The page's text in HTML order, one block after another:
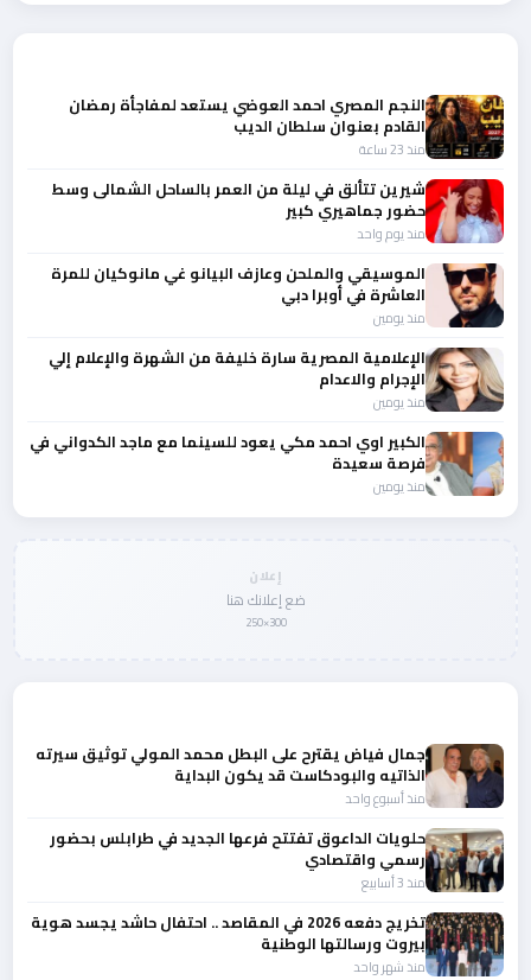
النجم المصري احمد العوضي يستعد لمفاجأة رمضان
القادم بعنوان سلطان الديب
منذ 23 ساعة
شيرين تتألق في ليلة من العمر بالساحل الشمالى وسط
حضور جماهيري كبير
منذ يوم واحد
الموسيقي والملحن وعازف البيانو غي مانوكيان للمرة
العاشرة في أوبرا دبي
منذ يومين
الإعلامية المصرية سارة خليفة من الشهرة والإعلام إلي
الإجرام والاعدام
منذ يومين
الكبير اوي احمد مكي يعود للسينما مع ماجد الكدواني في
فرصة سعيدة
منذ يومين
إعلان
ضع إعلانك هنا
300×250
جمال فياض يقترح على البطل محمد المولي توثيق سيرته
الذاتيه والبودكاست قد يكون البداية
منذ أسبوع واحد
حلويات الداعوق تفتتح فرعها الجديد في طرابلس بحضور
رسمي واقتصادي
منذ 3 أسابيع
تخريج دفعه 2026 في المقاصد .. احتفال حاشد يجسد هوية
بيروت ورسالتها الوطنية
منذ شهر واحد